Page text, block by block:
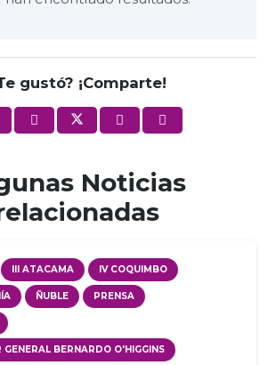
gustó? ¡Comparte!
Noticias
III ATACAMA IV COQUIMBO
ÑUBLE PRENSA
BERNARDO O'HIGGINS